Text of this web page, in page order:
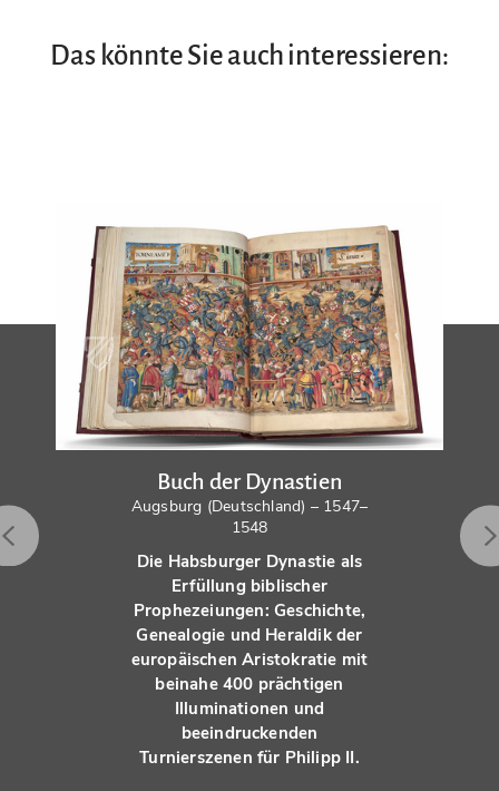
Das könnte Sie auch interessieren:
Buch der Dynastien
Augsburg (Deutschland) – 1547–
1548
Die Habsburger Dynastie als
Erfüllung biblischer
Prophezeiungen: Geschichte,
Genealogie und Heraldik der
europäischen Aristokratie mit
beinahe 400 prächtigen
Illuminationen und
beeindruckenden
Turnierszenen für Philipp II.